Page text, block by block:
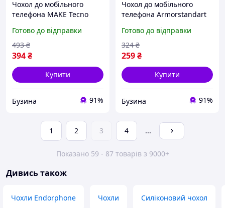
Чохол до мобільного
телефона MAKE Tecno
MCS-TS20C/20G24 buzyna
Готово до відправки
394₴
493 ₴
Купити
Бузина 91%
Чохол до мобільного
телефона Armorstandart
Go 2024 BG6 Camera cover
Black ARM73577 buzyna
Готово до відправки
259₴
324 ₴
Купити
Бузина 91%
1 2 3 4 ...
Показано 59 - 87 товарів з 9000+
Дивись також
Чохли Endorphone Чохли Силіконовий чохол